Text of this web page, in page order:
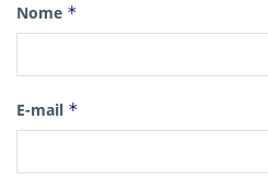
Nome *
E-mail *